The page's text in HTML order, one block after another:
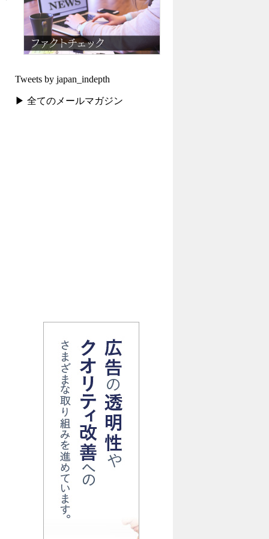
Tweets by japan_indepth
▶ 全てのメールマガジン